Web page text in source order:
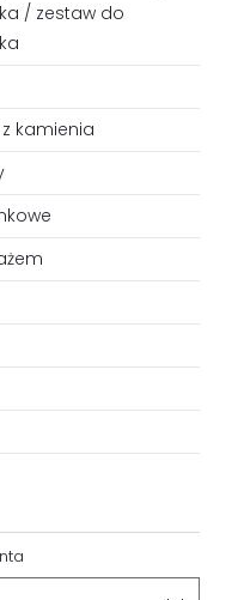
/ zestaw do
kamienia